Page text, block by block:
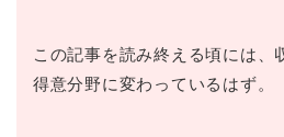
この記事を読み終える頃には、
得意分野に変わっているはず。